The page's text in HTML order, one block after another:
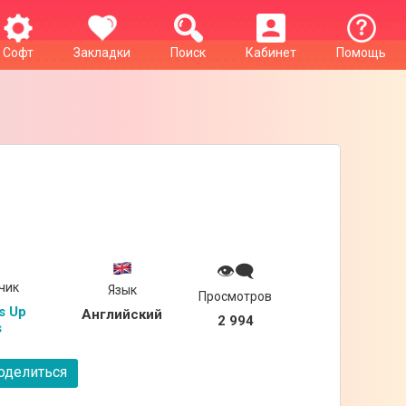
Помощь
Кабинет
Поиск
Закладки
Софт
Up
Язык
Английский
👁‍🗨
Просмотров
2 994